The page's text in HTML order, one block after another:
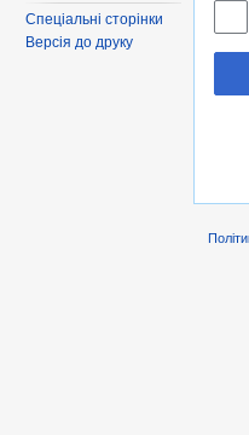
Спеціальні сторінки
Версія до друку